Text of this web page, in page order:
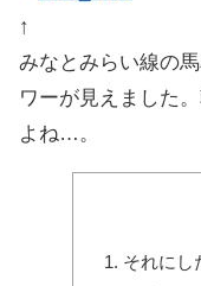
↑
みなとみらい線の
ワーが見えました
よね…。
それにし